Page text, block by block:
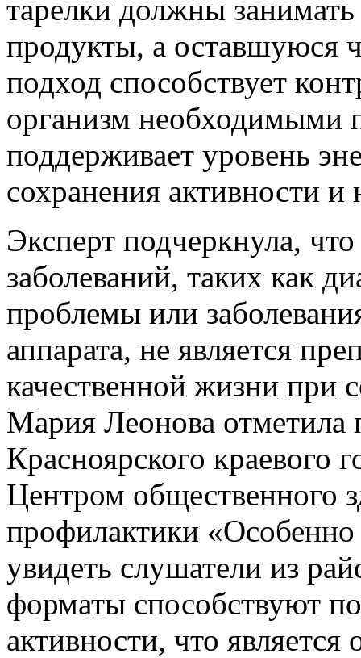
тарелки должны
продукты, а оставшуюся
подход способствует
организм необходимыми
поддерживает уровень
сохранения активности и
Эксперт подчеркнула,
заболеваний, таких как
проблемы или
аппарата, не является
качественной жизни
Мария Леонова отметила
Красноярского краевого
Центром общественного
профилактики «Особенно
увидеть слушатели из
форматы способствуют
активности, что